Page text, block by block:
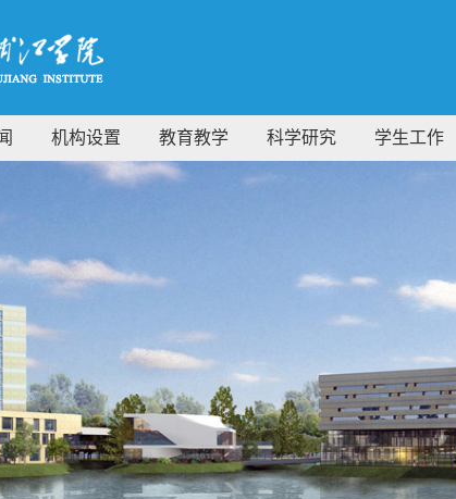
机构设置 教育教学 科学研究 学生工作